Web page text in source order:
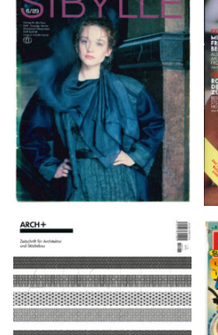
SIBYLLE 6/89
ARCH+ Nr. 226, Herbst
2016